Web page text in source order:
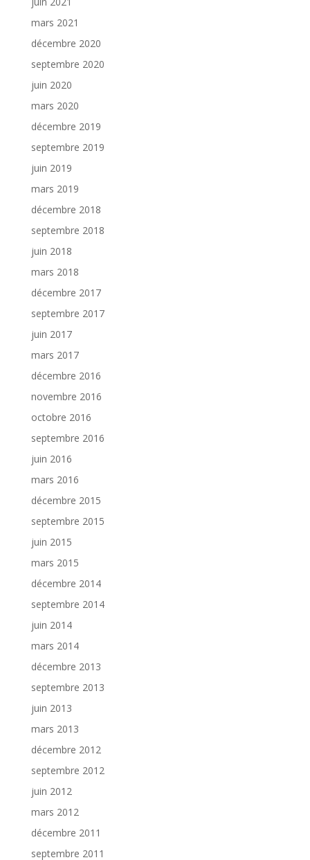
mars 2021
décembre 2020
septembre 2020
juin 2020
mars 2020
décembre 2019
septembre 2019
juin 2019
mars 2019
décembre 2018
septembre 2018
juin 2018
mars 2018
décembre 2017
septembre 2017
juin 2017
mars 2017
décembre 2016
novembre 2016
octobre 2016
septembre 2016
juin 2016
mars 2016
décembre 2015
septembre 2015
juin 2015
mars 2015
décembre 2014
septembre 2014
juin 2014
mars 2014
décembre 2013
septembre 2013
juin 2013
mars 2013
décembre 2012
septembre 2012
juin 2012
mars 2012
décembre 2011
septembre 2011